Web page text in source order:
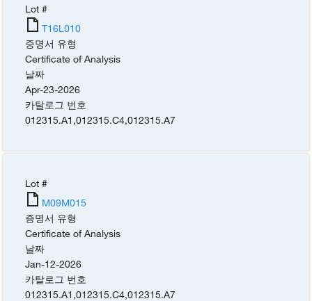
Lot #
T16L010
증명서 유형
Certificate of Analysis
날짜
Apr-23-2026
카탈로그 번호
012315.A1 ,012315.C4,012315.A7
Lot #
M09M015
증명서 유형
Certificate of Analysis
날짜
Jan-12-2026
카탈로그 번호
012315.A1 ,012315.C4,012315.A7